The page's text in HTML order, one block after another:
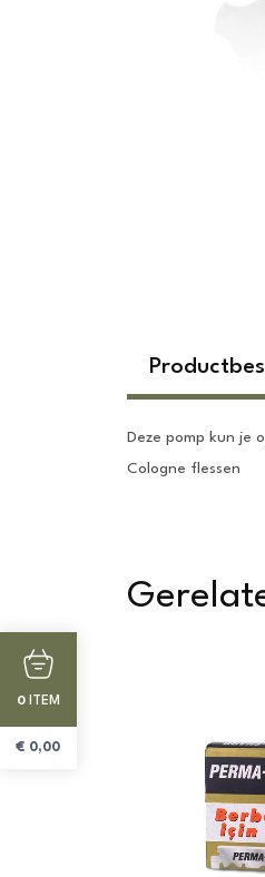
Deze pomp kun je
Cologne flessen
0 ITEM
€ 0,00